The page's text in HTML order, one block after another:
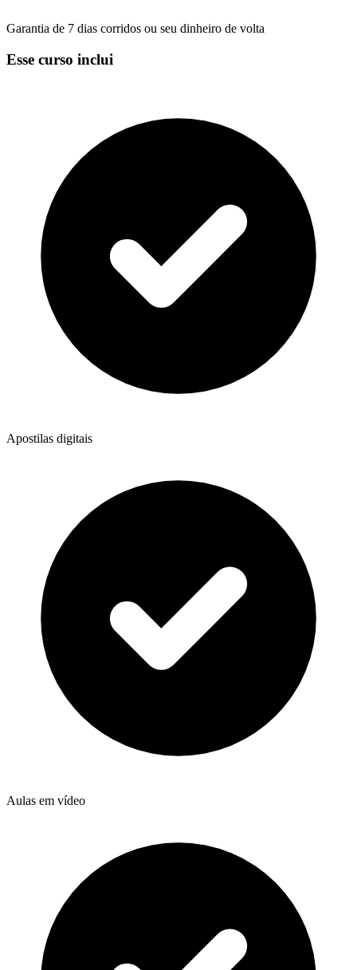
Garantia de 7 dias corridos ou seu dinheiro de volta
Esse curso inclui
Apostilas digitais
Aulas em vídeo